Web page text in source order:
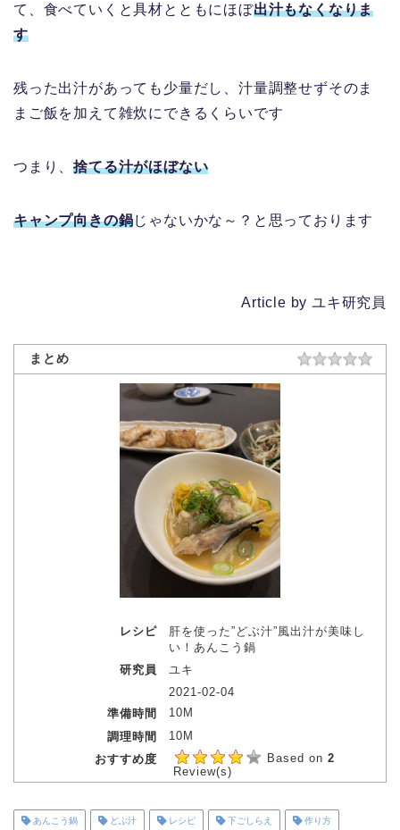
て、食べていくと具材とともにほぼ出汁もなくなりま
す
残った出汁があっても少量だし、汁量調整せずそのま
まご飯を加えて雑炊にできるくらいです
つまり、捨てる汁がほぼない
キャンプ向きの鍋じゃないかな～？と思っております
Article by ユキ研究員
まとめ
レシピ
肝を使った”どぶ汁”風出汁が美味し
い！あんこう鍋
研究員
ユキ
2021-02-04
準備時間
10M
調理時間
10M
おすすめ度
Based on 2
Review(s)
あんこう鍋 どぶ汁 レシピ 下ごしらえ 作り方